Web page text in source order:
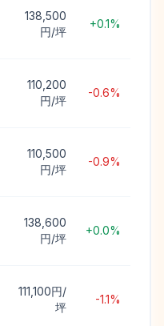
138,500
円/坪
+0.1%
110,200
円/坪
-0.6%
110,500
円/坪
-0.9%
138,600
円/坪
+0.0%
111,100円/
坪
-1.1%